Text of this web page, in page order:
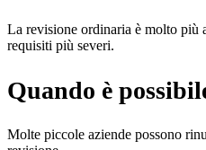
La revisione ordinaria è molto più
requisiti più severi.
Quando è
Molte piccole aziende possono